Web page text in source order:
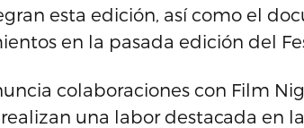
esta edición, así como el
en la pasada edición del
colaboraciones con Film
una labor destacada en